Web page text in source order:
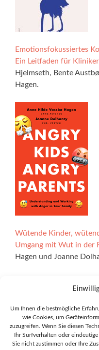
Um Ihnen die bestmögliche
wie Cookies, um
zuzugreifen. Wenn Sie diesen
Ihr Surfverhalten oder
Sie nicht zustimmen oder Ihre
Emotionsfokussiertes
Ein Leitfaden für
Hjelmseth, Bente
Hagen.
Wütende Kinder,
Umgang mit Wut in der
Hagen und Joanne
Marie Bøhler Høvik. Die
Website wurden mit
entwickelt und wir